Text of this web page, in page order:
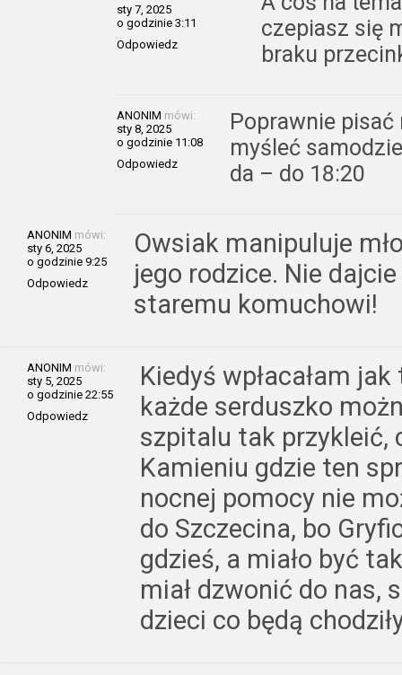
sty 7, 2025
o godzinie 3:11
Odpowiedz
czepiasz się
braku
ANONIM mówi:
sty 8, 2025
o godzinie 11:08
Odpowiedz
Poprawnie pisać
myśleć
da – do 18:20
ANONIM mówi:
sty 6, 2025
o godzinie 9:25
Odpowiedz
Owsiak manipuluje
jego rodzice. Nie
staremu komuchowi!
ANONIM mówi:
sty 5, 2025
o godzinie 22:55
Odpowiedz
Kiedyś wpłacałam
każde serduszko
szpitalu tak przykleić,
Kamieniu gdzie ten
nocnej pomocy nie
do Szczecina, bo
gdzieś, a miało być
miał dzwonić do nas,
dzieci co będą